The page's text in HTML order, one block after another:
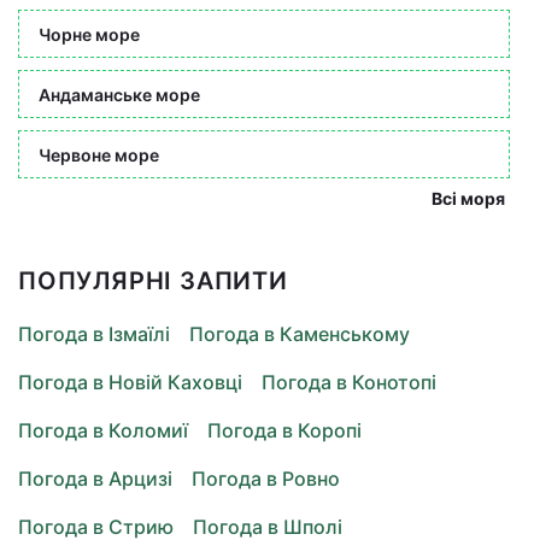
Чорне море
Андаманське море
Червоне море
Всі моря
ПОПУЛЯРНІ ЗАПИТИ
Погода в Ізмаїлі
Погода в Каменському
Погода в Новій Каховці
Погода в Конотопі
Погода в Коломиї
Погода в Коропі
Погода в Арцизі
Погода в Ровно
Погода в Стрию
Погода в Шполі